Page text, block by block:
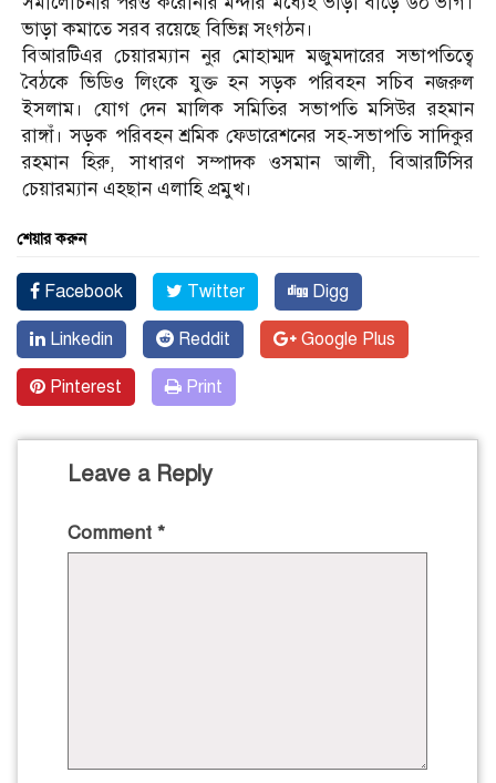
ভাড়া কমাতে সরব রয়েছে বিভিন্ন সংগঠন।
বিআরটিএর চেয়ারম্যান নুর মোহাম্মদ মজুমদারের সভাপতিত্বে
বৈঠকে ভিডিও লিংকে যুক্ত হন সড়ক পরিবহন সচিব নজরুল
ইসলাম। যোগ দেন মালিক সমিতির সভাপতি মসিউর রহমান
রাঙ্গাঁ। সড়ক পরিবহন শ্রমিক ফেডারেশনের সহ-সভাপতি সাদিকুর
রহমান হিরু, সাধারণ সম্পাদক ওসমান আলী, বিআরটিসির
চেয়ারম্যান এহছান এলাহি প্রমুখ।
শেয়ার করুন
Facebook Twitter Digg
Linkedin Reddit Google Plus
Pinterest Print
Leave a Reply
Comment *